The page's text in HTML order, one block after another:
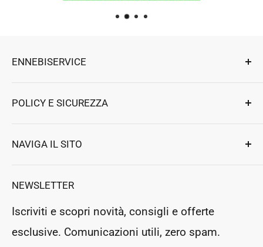
ENNEBISERVICE
per elettrodomestici e professionali.
Strada Ludovico Ariosto 63
P.Iva: IT03364130546
Rea: PG283954
POLICY E SICUREZZA
Termini e Condizioni
NAVIGA IL SITO
Prenota un appuntamento
Negozio Fisico
Segui il tuo ordine
NEWSLETTER
Iscriviti e scopri novità, consigli e offerte
esclusive. Comunicazioni utili, zero spam.